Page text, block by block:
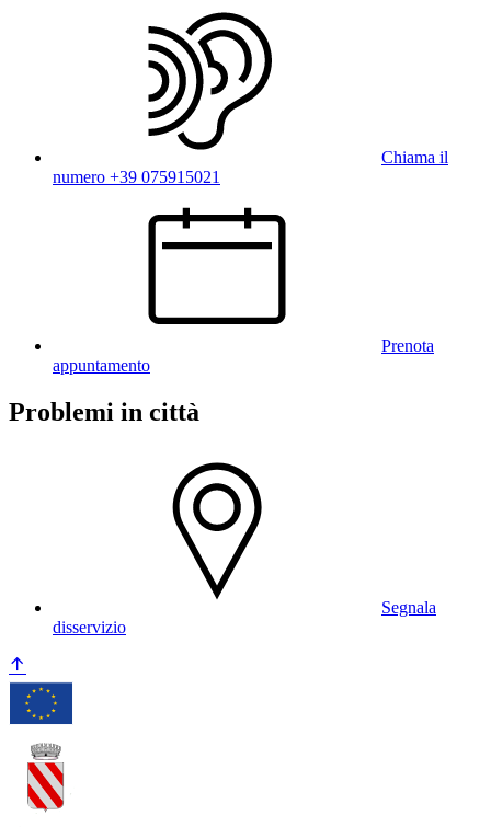
Chiama il
numero +39 075915021
Prenota
appuntamento
Problemi in città
Segnala
disservizio